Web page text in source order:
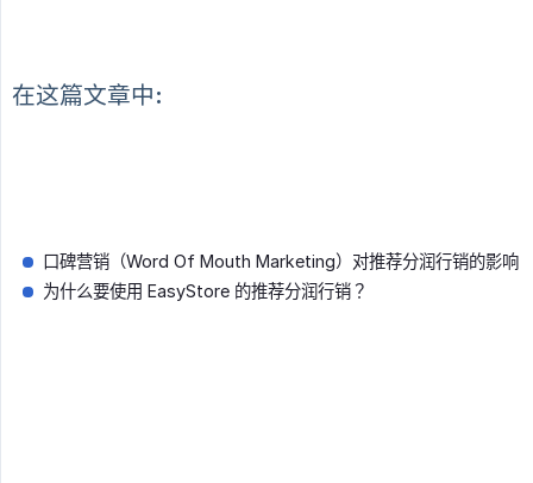
在这篇文章中:
口碑营销（Word Of Mouth Marketing）对推荐分润行销的影响
为什么要使用 EasyStore 的推荐分润行销？